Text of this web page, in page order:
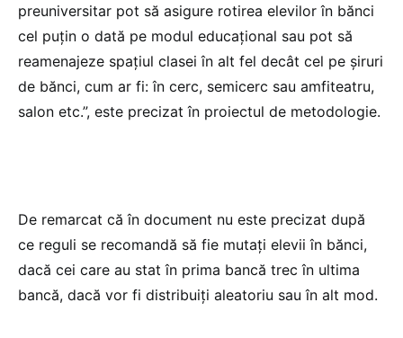
preuniversitar pot să asigure rotirea elevilor în bănci
cel puțin o dată pe modul educațional sau pot să
reamenajeze spațiul clasei în alt fel decât cel pe șiruri
de bănci, cum ar fi: în cerc, semicerc sau amfiteatru,
salon etc.”​, este precizat în proiectul de metodologie.
De remarcat că în document nu este precizat după
ce reguli se recomandă să fie mutați elevii în bănci,
dacă cei care au stat în prima bancă trec în ultima
bancă, dacă vor fi distribuiți aleatoriu sau în alt mod.